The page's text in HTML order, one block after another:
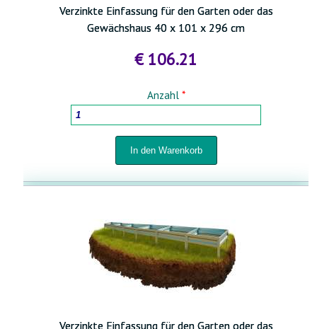
Verzinkte Einfassung für den Garten oder das
Gewächshaus 40 x 101 x 296 cm
€ 106.21
Anzahl *
Verzinkte Einfassung für den Garten oder das